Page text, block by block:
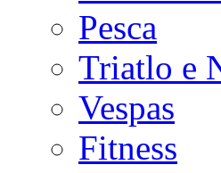
Pesca
Triatlo e
Vespas
Fitness